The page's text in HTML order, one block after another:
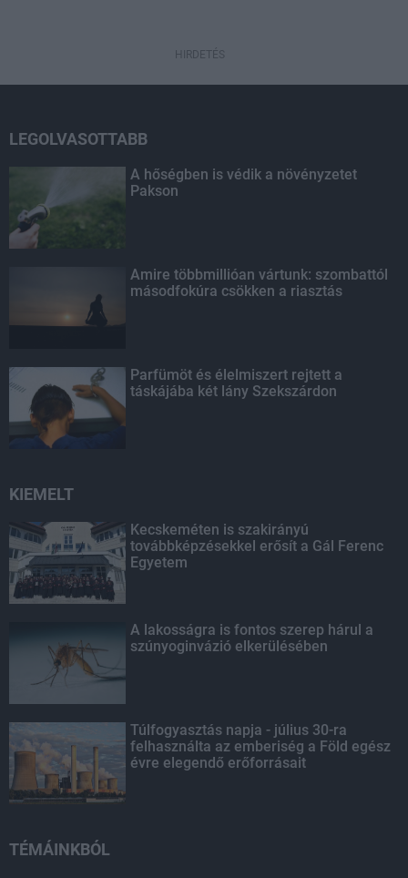
HIRDETÉS
LEGOLVASOTTABB
A hőségben is védik a növényzetet
Pakson
Amire többmillióan vártunk: szombattól
másodfokúra csökken a riasztás
Parfümöt és élelmiszert rejtett a
táskájába két lány Szekszárdon
KIEMELT
Kecskeméten is szakirányú
továbbképzésekkel erősít a Gál Ferenc
Egyetem
A lakosságra is fontos szerep hárul a
szúnyoginvázió elkerülésében
Túlfogyasztás napja - július 30-ra
felhasználta az emberiség a Föld egész
évre elegendő erőforrásait
TÉMÁINKBÓL